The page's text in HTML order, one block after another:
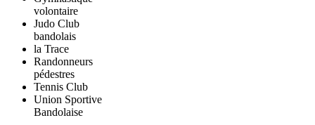
volontaire
Judo Club
bandolais
la Trace
Randonneurs
pédestres
Tennis Club
Union Sportive
Bandolaise